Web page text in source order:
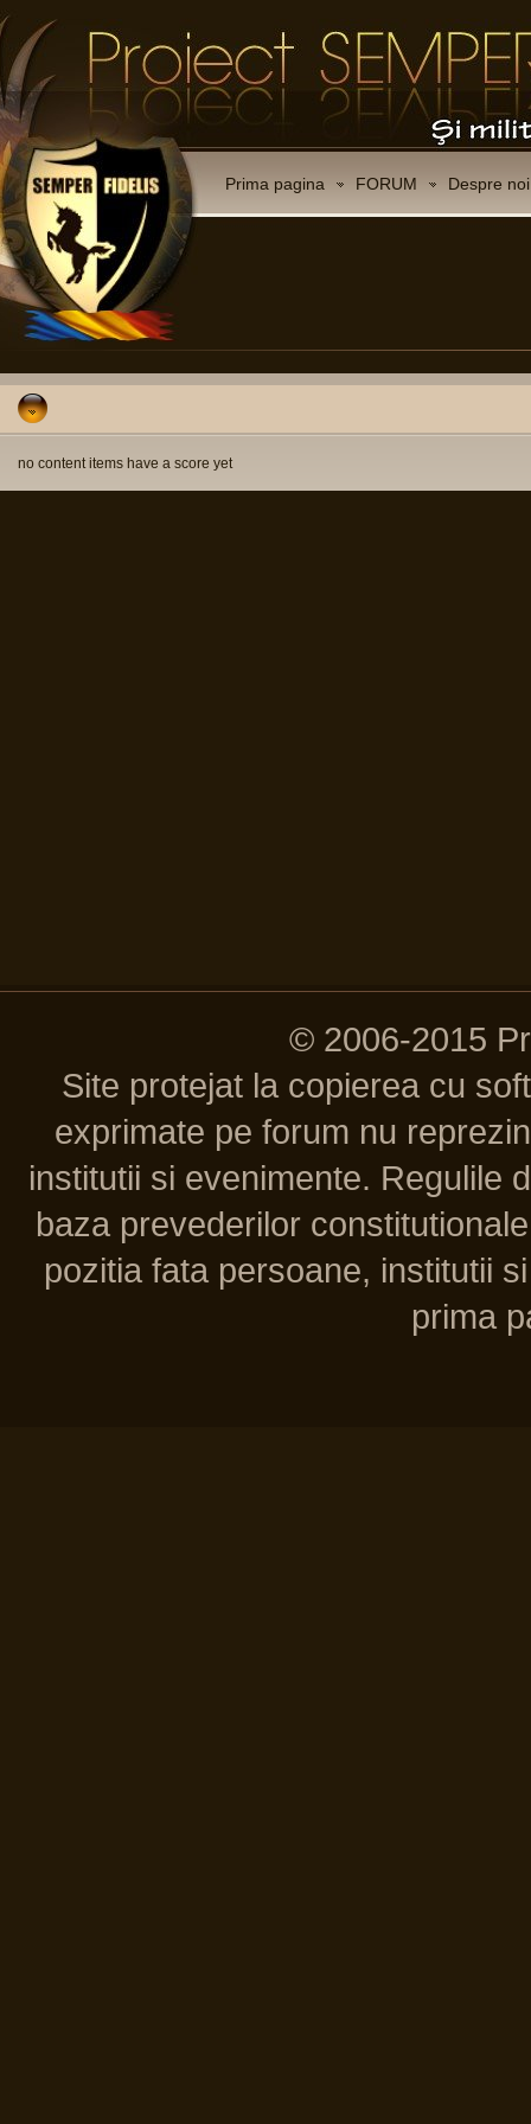
Prima pagina FORUM Despre noi
no content items have a score yet
© 2006-2015
Site protejat la copierea cu
exprimate pe forum nu
institutii si evenimente. Regulile
baza prevederilor
pozitia fata persoane, institutii
prima